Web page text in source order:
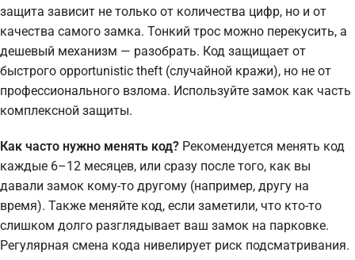
защита зависит не только от количества цифр, но и от
качества самого замка. Тонкий трос можно перекусить, а
дешевый механизм — разобрать. Код защищает от
быстрого opportunistic theft (случайной кражи), но не от
профессионального взлома. Используйте замок как часть
комплексной защиты.
Как часто нужно менять код? Рекомендуется менять код
каждые 6–12 месяцев, или сразу после того, как вы
давали замок кому-то другому (например, другу на
время). Также меняйте код, если заметили, что кто-то
слишком долго разглядывает ваш замок на парковке.
Регулярная смена кода нивелирует риск подсматривания.